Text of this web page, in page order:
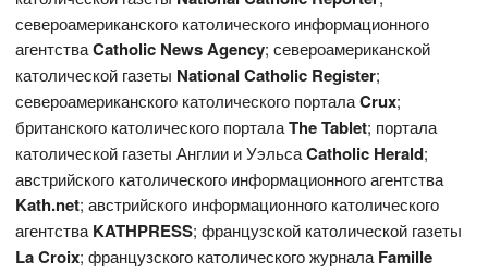
североамериканского католического информационного
агентстваCatholic News Agency; североамериканской
католической газеты National Catholic Register;
североамериканского католического порталаCrux;
британского католического порталаTheTablet; портала
католической газеты Англии и УэльсаCatholic Herald;
австрийского католического информационного агентства
Kath.net; австрийского информационного католического
агентстваKATHPRESS; французской католической газеты
La Croix; французского католического журналаFamille